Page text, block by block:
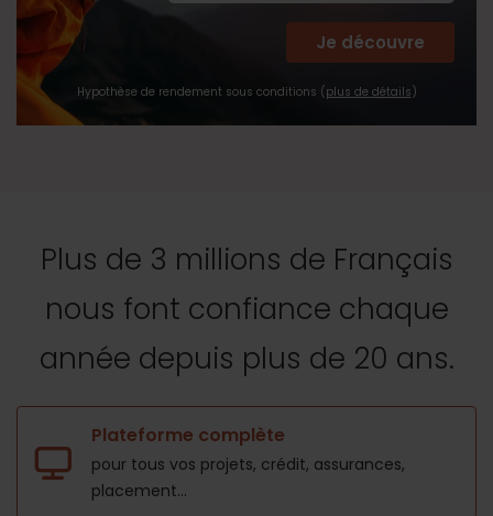
Hypothèse de rendement sous conditions ( plus de détails )
Je découvre
Plus de 3 millions de Français
nous font confiance chaque
année depuis plus de 20 ans.
Plateforme complète
pour tous vos projets, crédit, assurances,
placement...